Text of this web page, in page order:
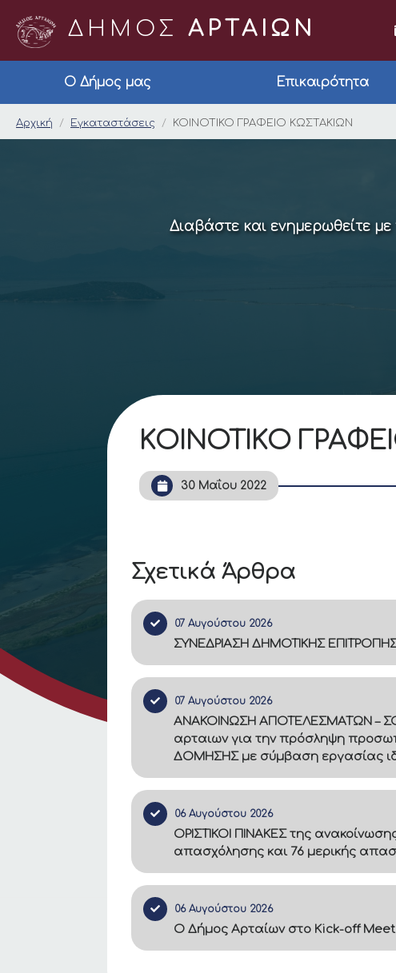
ΔΗΜΟΣ ΑΡΤΑΙΩΝ
Ο Δήμος μας Επικαιρότητα
ΚΟΙΝΟΤΙΚΟ ΓΡΑΦΕΙΟ
Αρχική Εγκαταστάσεις ΚΟΙΝΟΤΙΚΟ ΓΡΑΦΕΙΟ ΚΩΣΤΑΚΙΩΝ
Διαβάστε και ενημερωθείτε
Σχετικά Άρθρα
07 Αυγούστου 2026
ΣΥΝΕΔΡΙΑΣΗ ΔΗΜΟΤΙΚΗΣ
07 Αυγούστου 2026
ΑΝΑΚΟΙΝΩΣΗ ΑΠΟΤΕΛΕΣΜΑΤΩΝ –
αρταιων για την πρόσληψη
ΔΟΜΗΣΗΣ με σύμβαση εργασίας
06 Αυγούστου 2026
ΟΡΙΣΤΙΚΟΙ ΠΙΝΑΚΕΣ της
απασχόλησης και 76 μερικής
06 Αυγούστου 2026
Ο Δήμος Αρταίων στο Kick-off
ΚΟΙΝΟΤΙΚΟ
30 Μαΐου 2022